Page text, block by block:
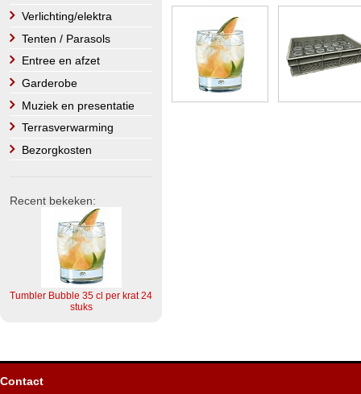
Verlichting/elektra
Tenten / Parasols
Entree en afzet
Garderobe
Muziek en presentatie
Terrasverwarming
Bezorgkosten
Recent bekeken:
Tumbler Bubble 35 cl per krat 24
stuks
Contact